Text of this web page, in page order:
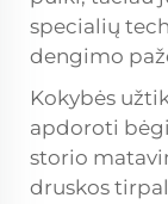
specialių
dengimo
Kokybės
apdoroti
storio
druskos